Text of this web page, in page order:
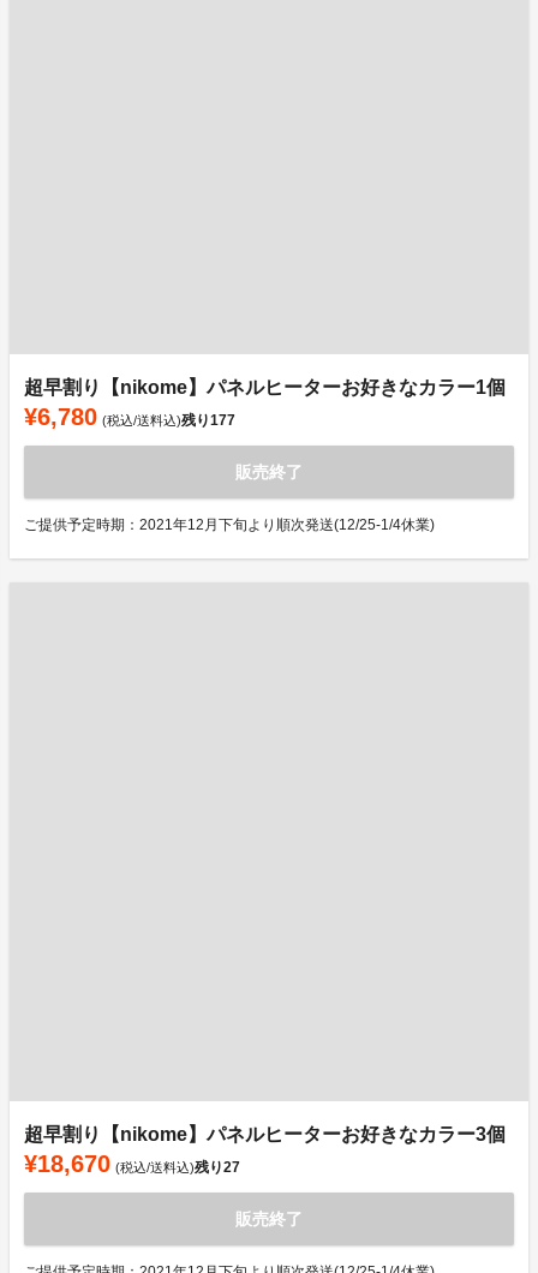
超早割り【nikome】パネルヒーターお好きなカラー1個
¥6,780 (税込/送料込)残り177
販売終了
ご提供予定時期：2021年12月下旬より順次発送(12/25-1/4休業)
超早割り【nikome】パネルヒーターお好きなカラー3個
¥18,670 (税込/送料込)残り27
販売終了